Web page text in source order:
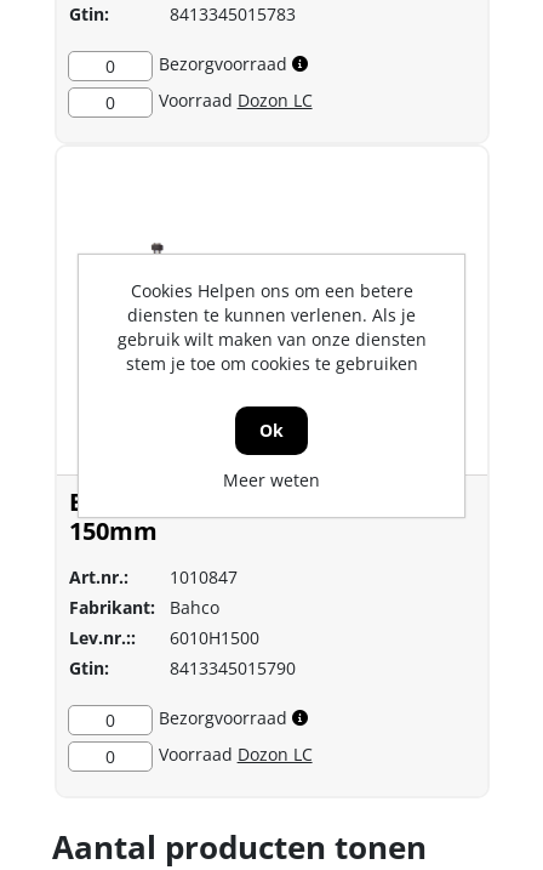
Gtin: 8413345015783
0
Bezorgvoorraad
0
Voorraad Dozon LC
Bahco reservespindel en moer
150mm
Art.nr.:
1010847
Fabrikant:
Bahco
Lev.nr.::
6010H1500
Gtin:
8413345015790
0
Bezorgvoorraad
0
Voorraad Dozon LC
Aantal producten tonen
Cookies Helpen ons om een betere
diensten te kunnen verlenen. Als je
gebruik wilt maken van onze diensten
stem je toe om cookies te gebruiken
Ok
Meer weten